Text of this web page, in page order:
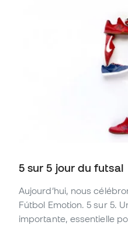
5 sur 5 jour du futsal
Aujourd’hui, nous
Fútbol Emotion. 5 sur 5.
importante, essentielle